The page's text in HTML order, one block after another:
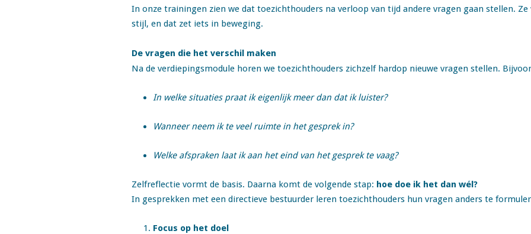
In onze trainingen zien we dat toezichthouders na verloop van tijd andere vragen gaan stellen.
stijl, en dat zet iets in beweging.
De vragen die het verschil maken
Na de verdiepingsmodule horen we toezichthouders zichzelf hardop nieuwe vragen stellen.
In welke situaties praat ik eigenlijk meer dan dat ik luister?
Wanneer neem ik te veel ruimte in het gesprek in?
Welke afspraken laat ik aan het eind van het gesprek te vaag?
Zelfreflectie vormt de basis. Daarna komt de volgende stap: hoe doe ik het dan wél?
In gesprekken met een directieve bestuurder leren toezichthouders hun vragen anders te
Focus op het doel